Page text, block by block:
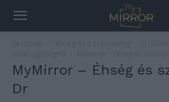
MyMirror – Éhség és
Dr